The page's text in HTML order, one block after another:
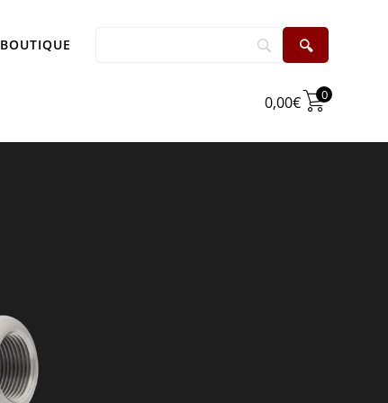
BOUTIQUE
0,00€ 0